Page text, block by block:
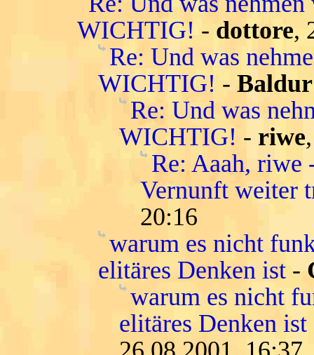
WICHTIG! - dottore,
Re: Und was
WICHTIG! -
Re: Und was
WICHTIG! - riwe
Re: Aaah, riwe
Vernunft weiter
20:16
warum es nicht
elitäres Denken ist -
warum es nicht
elitäres Denken